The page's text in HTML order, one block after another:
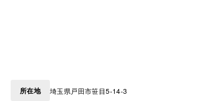
所在地 埼玉県戸田市笹目5-14-3